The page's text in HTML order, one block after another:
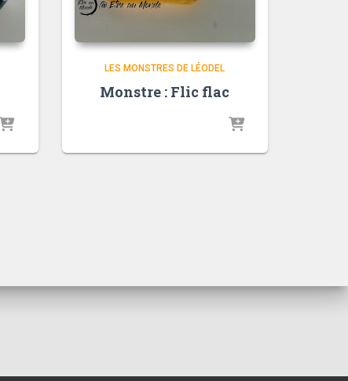
LES MONSTRES DE LÉODEL
Monstre : Flic flac